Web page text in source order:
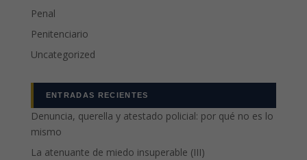
Penal
Penitenciario
Uncategorized
ENTRADAS RECIENTES
Denuncia, querella y atestado policial: por qué no es lo
mismo
La atenuante de miedo insuperable (III)